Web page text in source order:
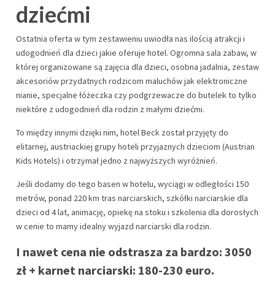
dziećmi
Ostatnia oferta w tym zestawieniu uwiodła nas ilością atrakcji i
udogodnień dla dzieci jakie oferuje hotel. Ogromna sala zabaw, w
której organizowane są zajęcia dla dzieci, osobna jadalnia, zestaw
akcesoriów przydatnych rodzicom maluchów jak elektroniczne
nianie, specjalne łóżeczka czy podgrzewacze do butelek to tylko
niektóre z udogodnień dla rodzin z małymi dziećmi.
To między innymi dzięki nim, hotel Beck został przyjęty do
elitarnej, austriackiej grupy hoteli przyjaznych dzieciom (Austrian
Kids Hotels) i otrzymał jedno z najwyższych wyróżnień.
Jeśli dodamy do tego basen w hotelu, wyciągi w odległości 150
metrów, ponad 220 km tras narciarskich, szkółki narciarskie dla
dzieci od 4 lat, animację, opiekę na stoku i szkolenia dla dorosłych
w cenie to mamy idealny wyjazd narciarski dla rodzin.
I nawet cena nie odstrasza za bardzo: 3050
zł + karnet narciarski: 180-230 euro.